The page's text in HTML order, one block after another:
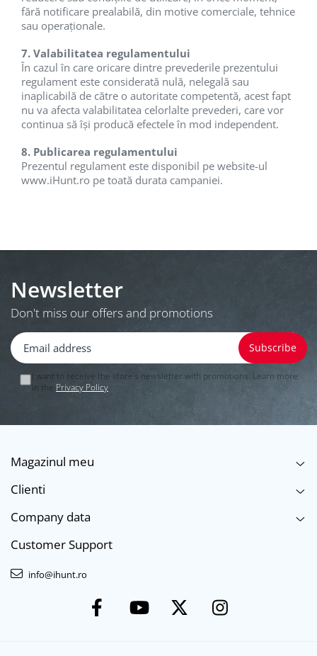
fără notificare prealabilă, din motive comerciale, tehnice
sau operaționale.
7. Valabilitatea regulamentului
În cazul în care oricare dintre prevederile prezentului
regulament este considerată nulă, nelegală sau
inaplicabilă de către o autoritate competentă, acest fapt
nu va afecta valabilitatea celorlalte prevederi, care vor
continua să își producă efectele în mod independent.
8. Publicarea regulamentului
Prezentul regulament este disponibil pe website-ul
www.iHunt.ro pe toată durata campaniei.
Newsletter
Don't miss our offers and promotions
I want to receive the store’s newsletter with promotions. Learn more
in the Privacy Policy.
Magazinul meu
Clienti
Company data
Customer Support
info@ihunt.ro